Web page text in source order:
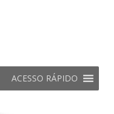
ACESSO RÁPIDO